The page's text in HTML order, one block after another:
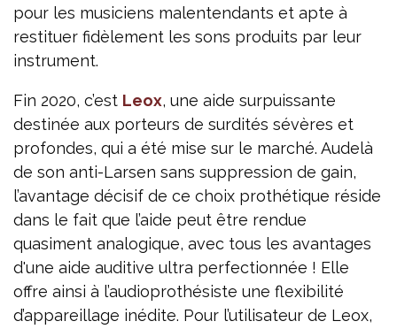
pour les musiciens malentendants et apte à
restituer fidèlement les sons produits par leur
instrument.
Fin 2020, c’est Leox, une aide surpuissante
destinée aux porteurs de surdités sévères et
profondes, qui a été mise sur le marché. Audelà
de son anti-Larsen sans suppression de gain,
l’avantage décisif de ce choix prothétique réside
dans le fait que l’aide peut être rendue
quasiment analogique, avec tous les avantages
d'une aide auditive ultra perfectionnée ! Elle
offre ainsi à l’audioprothésiste une flexibilité
d’appareillage inédite. Pour l’utilisateur de Leox,